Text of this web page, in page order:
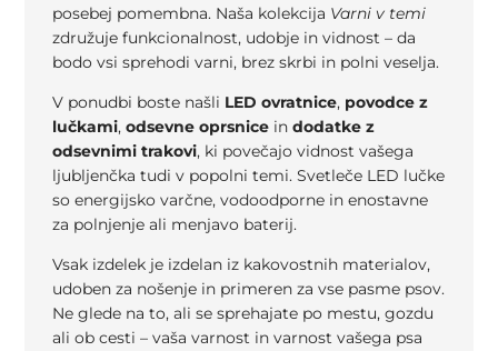
posebej pomembna. Naša kolekcija Varni v temi
združuje funkcionalnost, udobje in vidnost – da
bodo vsi sprehodi varni, brez skrbi in polni veselja.
V ponudbi boste našli LED ovratnice, povodce z
lučkami,odsevne oprsnice indodatke z
odsevnimi trakovi, ki povečajo vidnost vašega
ljubljenčka tudi v popolni temi. Svetleče LED lučke
so energijsko varčne, vodoodporne in enostavne
za polnjenje ali menjavo baterij.
Vsak izdelek je izdelan iz kakovostnih materialov,
udoben za nošenje in primeren za vse pasme psov.
Ne glede na to, ali se sprehajate po mestu, gozdu
ali ob cesti – vaša varnost in varnost vašega psa